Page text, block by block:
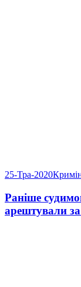
25-Тра-2020
Раніше
арештували